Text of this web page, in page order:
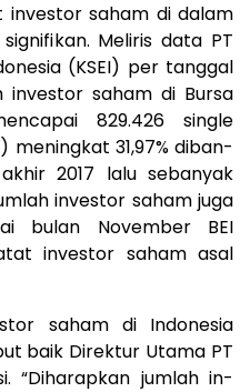
investor saham di dalam
Meliris data PT
(KSEI) per tanggal
investor saham di Bursa
829.426 single
me­ningkat 31,97% diban­
2017 lalu sebanyak
investor saham juga
bulan November BEI
investor saham asal
saham di Indonesia
baik Direktur Utama PT
“Diharapkan jumlah in­